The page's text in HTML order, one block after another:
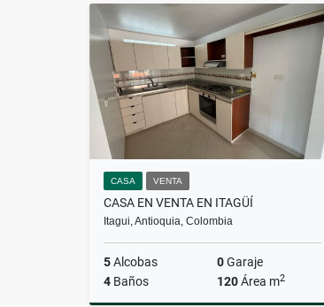
Alquiler
$5.000.000
CASA VENTA
CASA EN VENTA EN ITAGÜÍ
Itagui, Antioquia, Colombia
5Alcobas 0Garaje
4 Baños 120Área m2